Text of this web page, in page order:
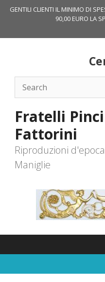
GENTILI CLIENTI IL MINIMO DI
90,00 EURO LA
Fratelli
Fattorini
Riproduzioni
Maniglie